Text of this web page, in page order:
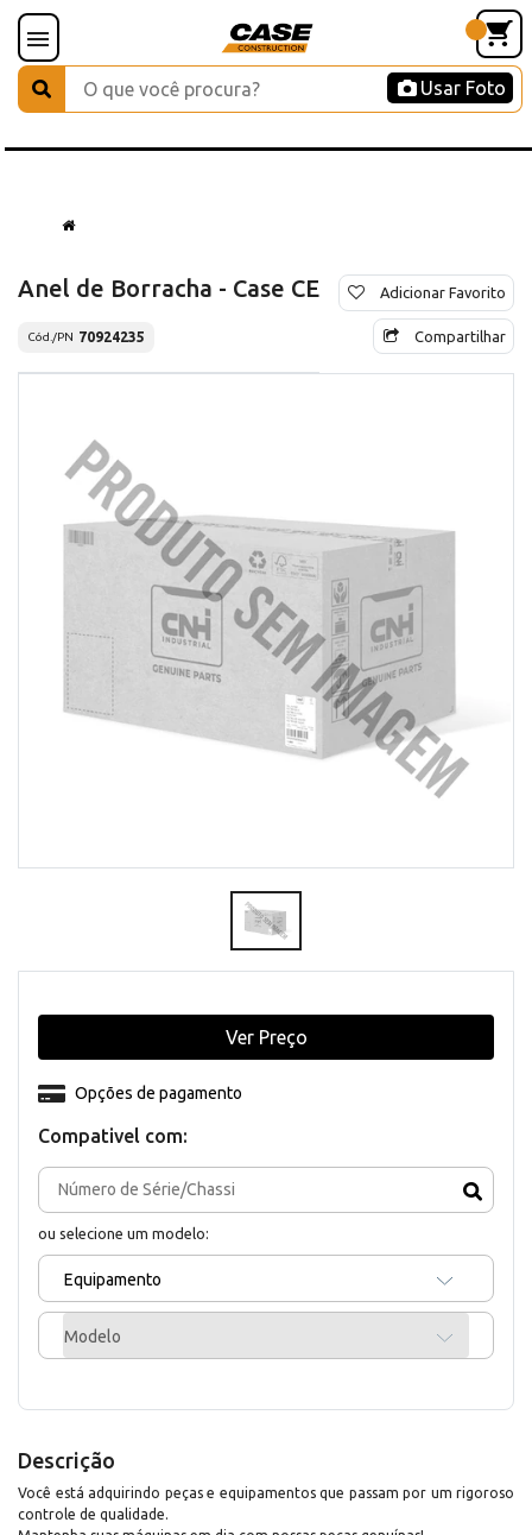
Usar Foto
Anel de Borracha - Case CE
Cód./PN 70924235
Adicionar Favorito
Compartilhar
Compativel com:
ou selecione um modelo:
Equipamento
Modelo
Opções de pagamento
Ver Preço
Descrição
Você está adquirindo peças e equipamentos que passam por um rigoroso
controle de qualidade.